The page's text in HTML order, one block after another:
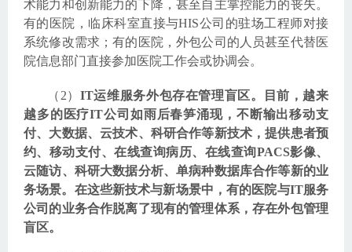
术能力和创新能力的下降，甚至自主掌控能力的丧失。
有的医院，临床科室直接与HIS公司的驻场工程师对接
系统修改需求；有的医院，外包公司的人员甚至代替医
院信息部门直接参加医院工作会或协调会。
（2） IT运维服务外包存在管理盲区。目前，越来
越多的医疗IT公司如雨后春笋涌现，不断输出移动支
付、大数据、云技术、科研合作等新技术，提供患者预
约、移动支付、在线查询病历、在线查询PACS影像、
云随访、科研大数据分析、单病种数据库合作等新的业
务场景。在这些新技术与新场景中，有的医院与IT服务
公司的业务合作脱离了现有的管理体系，存在外包管理
盲区。